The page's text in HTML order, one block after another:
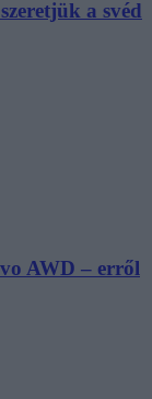
a svéd
AWD – erről